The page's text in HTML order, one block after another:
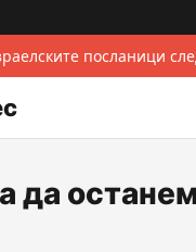
посланици
да